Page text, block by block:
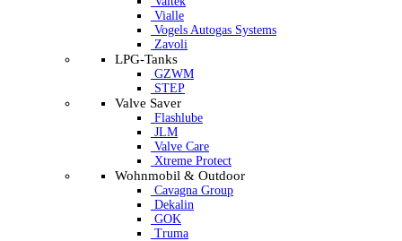
Vialle
Vogels Autogas Systems
Zavoli
LPG-Tanks
GZWM
STEP
Valve Saver
Flashlube
JLM
Valve Care
Xtreme Protect
Wohnmobil & Outdoor
Cavagna Group
Dekalin
GOK
Truma